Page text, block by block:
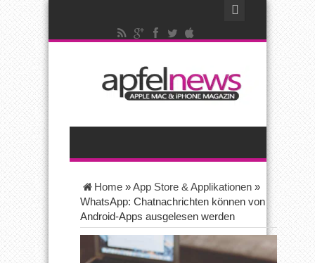
Home »App Store & Applikationen »
WhatsApp: Chatnachrichten können von
Android-Apps ausgelesen werden